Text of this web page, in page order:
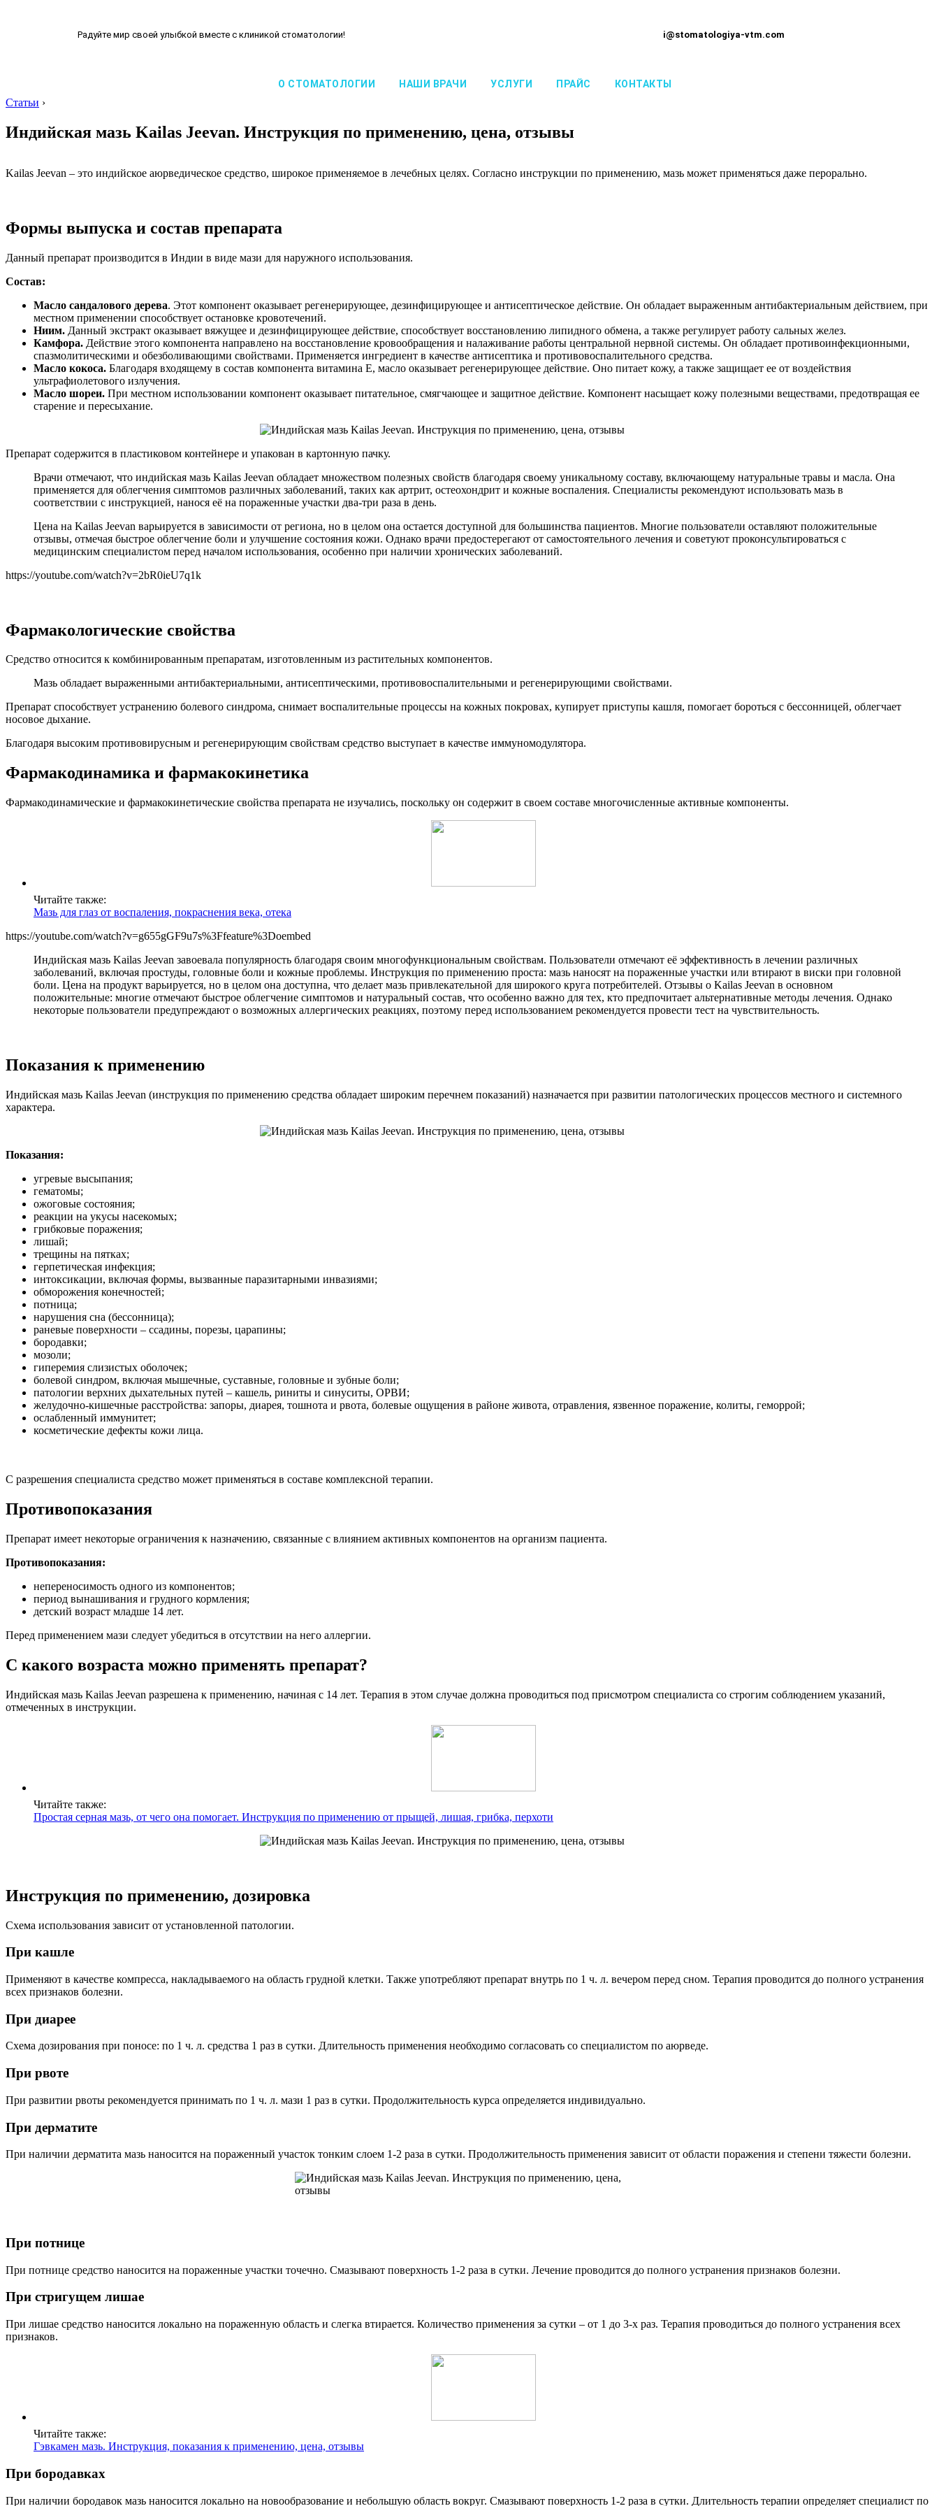
Радуйте мир своей улыбкой вместе с клиникой стоматологии! i@stomatologiya-vtm.com
О СТОМАТОЛОГИИ НАШИ ВРАЧИ УСЛУГИ ПРАЙС КОНТАКТЫ
Статьи ›
Индийская мазь Kailas Jeevan. Инструкция по применению, цена, отзывы
Kailas Jeevan – это индийское аюрведическое средство, широкое применяемое в лечебных целях. Согласно инструкции по применению, мазь может применяться даже перорально.
Формы выпуска и состав препарата
Данный препарат производится в Индии в виде мази для наружного использования.
Состав:
Масло сандалового дерева. Этот компонент оказывает регенерирующее, дезинфицирующее и антисептическое действие. Он обладает выраженным антибактериальным действием, при
местном применении способствует остановке кровотечений.
Ниим. Данный экстракт оказывает вяжущее и дезинфицирующее действие, способствует восстановлению липидного обмена, а также регулирует работу сальных желез.
Камфора. Действие этого компонента направлено на восстановление кровообращения и налаживание работы центральной нервной системы. Он обладает противоинфекционными,
спазмолитическими и обезболивающими свойствами. Применяется ингредиент в качестве антисептика и противовоспалительного средства.
Масло кокоса. Благодаря входящему в состав компонента витамина E, масло оказывает регенерирующее действие. Оно питает кожу, а также защищает ее от воздействия
ультрафиолетового излучения.
Масло шореи. При местном использовании компонент оказывает питательное, смягчающее и защитное действие. Компонент насыщает кожу полезными веществами, предотвращая ее
старение и пересыхание.
Препарат содержится в пластиковом контейнере и упакован в картонную пачку.
Врачи отмечают, что индийская мазь Kailas Jeevan обладает множеством полезных свойств благодаря своему уникальному составу, включающему натуральные травы и масла. Она
применяется для облегчения симптомов различных заболеваний, таких как артрит, остеохондрит и кожные воспаления. Специалисты рекомендуют использовать мазь в
соответствии с инструкцией, нанося её на пораженные участки два-три раза в день.
Цена на Kailas Jeevan варьируется в зависимости от региона, но в целом она остается доступной для большинства пациентов. Многие пользователи оставляют положительные
отзывы, отмечая быстрое облегчение боли и улучшение состояния кожи. Однако врачи предостерегают от самостоятельного лечения и советуют проконсультироваться с
медицинским специалистом перед началом использования, особенно при наличии хронических заболеваний.
https://youtube.com/watch?v=2bR0ieU7q1k
Фармакологические свойства
Средство относится к комбинированным препаратам, изготовленным из растительных компонентов.
Мазь обладает выраженными антибактериальными, антисептическими, противовоспалительными и регенерирующими свойствами.
Препарат способствует устранению болевого синдрома, снимает воспалительные процессы на кожных покровах, купирует приступы кашля, помогает бороться с бессонницей, облегчает
носовое дыхание.
Благодаря высоким противовирусным и регенерирующим свойствам средство выступает в качестве иммуномодулятора.
Фармакодинамика и фармакокинетика
Фармакодинамические и фармакокинетические свойства препарата не изучались, поскольку он содержит в своем составе многочисленные активные компоненты.
Читайте также:
Мазь для глаз от воспаления, покраснения века, отека
https://youtube.com/watch?v=g655gGF9u7s%3Ffeature%3Doembed
Индийская мазь Kailas Jeevan завоевала популярность благодаря своим многофункциональным свойствам. Пользователи отмечают её эффективность в лечении различных
заболеваний, включая простуды, головные боли и кожные проблемы. Инструкция по применению проста: мазь наносят на пораженные участки или втирают в виски при головной
боли. Цена на продукт варьируется, но в целом она доступна, что делает мазь привлекательной для широкого круга потребителей. Отзывы о Kailas Jeevan в основном
положительные: многие отмечают быстрое облегчение симптомов и натуральный состав, что особенно важно для тех, кто предпочитает альтернативные методы лечения. Однако
некоторые пользователи предупреждают о возможных аллергических реакциях, поэтому перед использованием рекомендуется провести тест на чувствительность.
Показания к применению
Индийская мазь Kailas Jeevan (инструкция по применению средства обладает широким перечнем показаний) назначается при развитии патологических процессов местного и системного
характера.
Показания:
угревые высыпания;
гематомы;
ожоговые состояния;
реакции на укусы насекомых;
грибковые поражения;
лишай;
трещины на пятках;
герпетическая инфекция;
интоксикации, включая формы, вызванные паразитарными инвазиями;
обморожения конечностей;
потница;
нарушения сна (бессонница);
раневые поверхности – ссадины, порезы, царапины;
бородавки;
мозоли;
гиперемия слизистых оболочек;
болевой синдром, включая мышечные, суставные, головные и зубные боли;
патологии верхних дыхательных путей – кашель, риниты и синуситы, ОРВИ;
желудочно-кишечные расстройства: запоры, диарея, тошнота и рвота, болевые ощущения в районе живота, отравления, язвенное поражение, колиты, геморрой;
ослабленный иммунитет;
косметические дефекты кожи лица.
С разрешения специалиста средство может применяться в составе комплексной терапии.
Противопоказания
Препарат имеет некоторые ограничения к назначению, связанные с влиянием активных компонентов на организм пациента.
Противопоказания:
непереносимость одного из компонентов;
период вынашивания и грудного кормления;
детский возраст младше 14 лет.
Перед применением мази следует убедиться в отсутствии на него аллергии.
С какого возраста можно применять препарат?
Индийская мазь Kailas Jeevan разрешена к применению, начиная с 14 лет. Терапия в этом случае должна проводиться под присмотром специалиста со строгим соблюдением указаний,
отмеченных в инструкции.
Читайте также:
Простая серная мазь, от чего она помогает. Инструкция по применению от прыщей, лишая, грибка, перхоти
Инструкция по применению, дозировка
Схема использования зависит от установленной патологии.
При кашле
Применяют в качестве компресса, накладываемого на область грудной клетки. Также употребляют препарат внутрь по 1 ч. л. вечером перед сном. Терапия проводится до полного устранения
всех признаков болезни.
При диарее
Схема дозирования при поносе: по 1 ч. л. средства 1 раз в сутки. Длительность применения необходимо согласовать со специалистом по аюрведе.
При рвоте
При развитии рвоты рекомендуется принимать по 1 ч. л. мази 1 раз в сутки. Продолжительность курса определяется индивидуально.
При дерматите
При наличии дерматита мазь наносится на пораженный участок тонким слоем 1-2 раза в сутки. Продолжительность применения зависит от области поражения и степени тяжести болезни.
При потнице
При потнице средство наносится на пораженные участки точечно. Смазывают поверхность 1-2 раза в сутки. Лечение проводится до полного устранения признаков болезни.
При стригущем лишае
При лишае средство наносится локально на пораженную область и слегка втирается. Количество применения за сутки – от 1 до 3-х раз. Терапия проводиться до полного устранения всех
признаков.
Читайте также:
Гэвкамен мазь. Инструкция, показания к применению, цена, отзывы
При бородавках
При наличии бородавок мазь наносится локально на новообразование и небольшую область вокруг. Смазывают поверхность 1-2 раза в сутки. Длительность терапии определяет специалист по